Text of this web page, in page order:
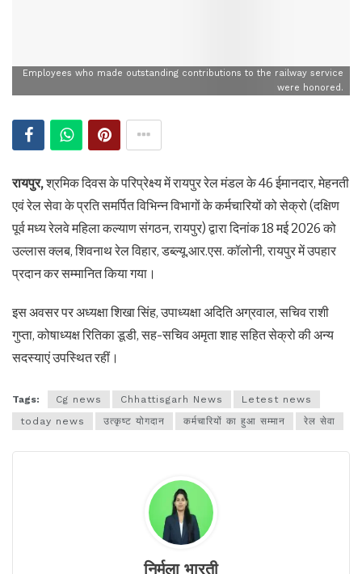
Employees who made outstanding contributions to the railway service
were honored.
रायपुर,श्रमिक दिवस के परिप्रेक्ष्य में रायपुर रेल मंडल के 46 ईमानदार, मेहनती
एवं रेल सेवा के प्रति समर्पित विभिन्न विभागों के कर्मचारियों को सेक्रो (दक्षिण
पूर्व मध्य रेलवे महिला कल्याण संगठन, रायपुर) द्वारा दिनांक 18 मई 2026 को
उल्लास क्लब, शिवनाथ रेल विहार, डब्ल्यू.आर.एस. कॉलोनी, रायपुर में उपहार
प्रदान कर सम्मानित किया गया।
इस अवसर पर अध्यक्षा शिखा सिंह, उपाध्यक्षा अदिति अग्रवाल, सचिव राशी
गुप्ता, कोषाध्यक्ष रितिका डूडी, सह-सचिव अमृता शाह सहित सेक्रो की अन्य
सदस्याएं उपस्थित रहीं।
Tags: Cg news Chhattisgarh News
Letest news
today news
उत्कृष्ट योगदान कर्मचारियों का हुआ सम्मान रेल सेवा
निर्मला भारती